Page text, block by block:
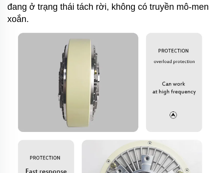
đang ở trạng thái tách rời, không có truyền mô-men
xoắn.